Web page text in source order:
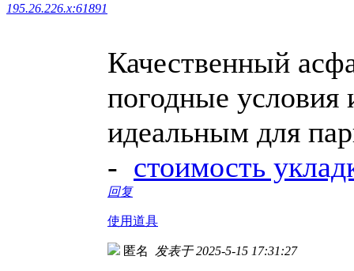
195.26.226.x:61891
Качественный
погодные условия
идеальным для
- стоимость
回复
使用道具
匿名 发表于 2025-5-15 17:31:27